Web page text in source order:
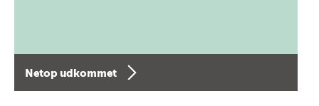
Netop udkommet